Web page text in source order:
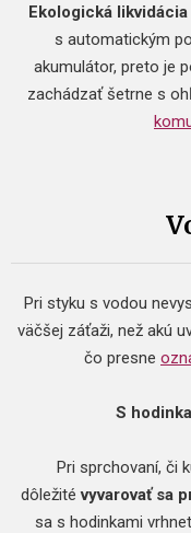
Ekologická likvidácia
s automatickým
akumulátor, preto je
zachádzať šetrne s
Pri styku s vodou
väčšej záťaži, než akú
čo presne
S
Pri sprchovaní, či
dôležitévyvarovať sa
sa s hodinkami